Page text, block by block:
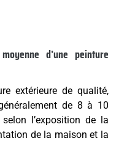
d’une peinture
extérieure de qualité,
de 8 à 10
l’exposition de la
de la maison et la